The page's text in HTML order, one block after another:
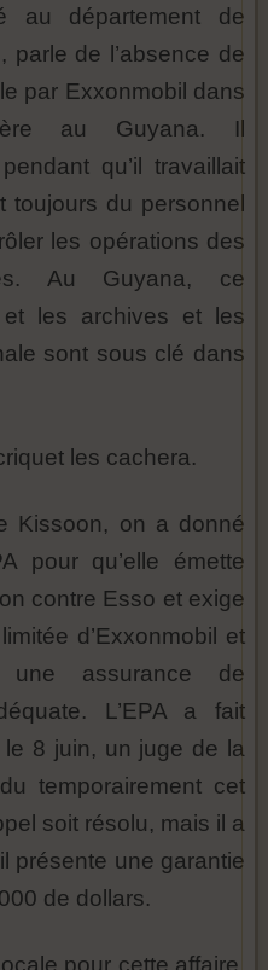
au département de
parle de l’absence de
par Exxonmobil dans
au Guyana. Il
qu’il travaillait
toujours du personnel
les opérations des
Au Guyana, ce
les archives et les
sont sous clé dans
les cachera.
Kissoon, on a donné
pour qu’elle émette
contre Esso et exige
d’Exxonmobil et
une assurance de
L’EPA a fait
8 juin, un juge de la
temporairement cet
soit résolu, mais il a
présente une garantie
de dollars.
pour cette affaire,